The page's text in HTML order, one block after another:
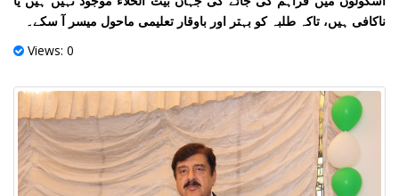
ناکافی ہیں، تاکہ طلبہ کو بہتر اور باوقار تعلیمی ماحول میسر آ سکے۔
Views: 0